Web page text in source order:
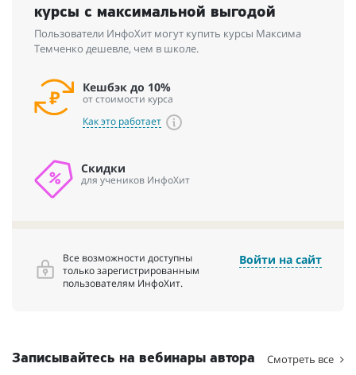
курсы с максимальной выгодой
Пользователи ИнфоХит могут купить курсы Максима
Темченко дешевле, чем в школе.
Кешбэк до 10%
от стоимости курса
Как это работает
Скидки
для учеников ИнфоХит
Все возможности доступны
только зарегистрированным
пользователям ИнфоХит.
Войти на сайт
Записывайтесь на вебинары автора Смотреть все